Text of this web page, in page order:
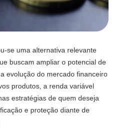
se uma alternativa relevante
buscam ampliar o potencial de
evolução do mercado financeiro
produtos, a renda variável
estratégias de quem deseja
e proteção diante de